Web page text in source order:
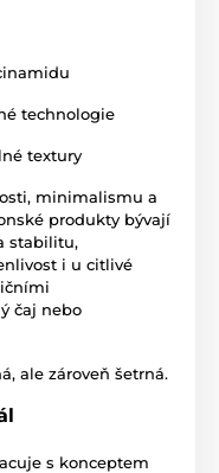
technologie
textury
minimalismu a
produkty bývají
stabilitu,
i u citlivé
čaj nebo
ale zároveň šetrná.
s konceptem